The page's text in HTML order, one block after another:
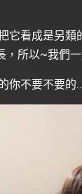
它看成是另
，所以~我們
你不要不要的